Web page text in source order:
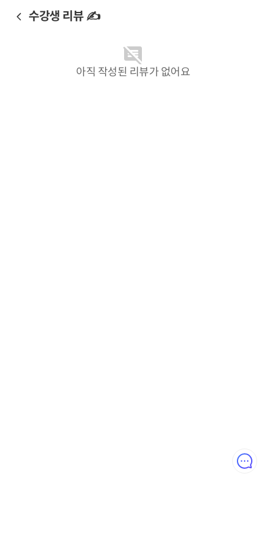
수강생 리뷰 ✍️
아직 작성된 리뷰가 없어요